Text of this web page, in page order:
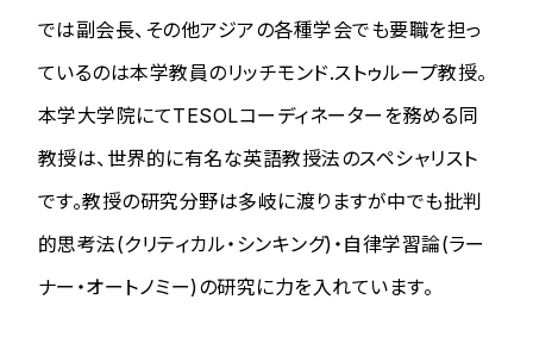
では副会長、その他アジアの各種学会でも要職を担っ
ているのは本学教員のリッチモンド.ストゥループ教授。
本学大学院にてTESOLコーディネーターを務める同
教授は、世界的に有名な英語教授法のスペシャリスト
です。教授の研究分野は多岐に渡りますが中でも批判
的思考法(クリティカル・シンキング)・自律学習論(ラー
ナー・オートノミー)の研究に力を入れています。